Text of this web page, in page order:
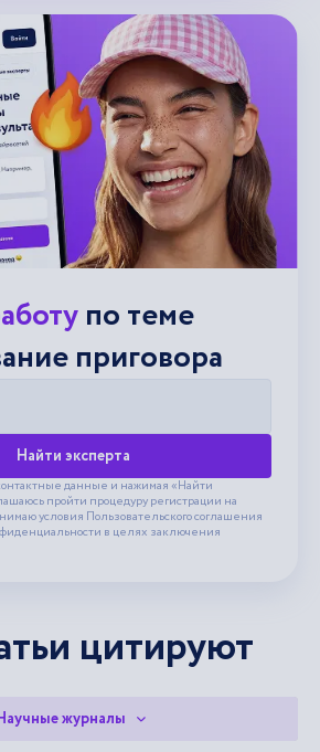
по теме
приговора
Найти эксперта
соглашение
данные и нажимая «Найти
пройти процедуру регистрации на
условия Пользовательского соглашения
в целях заключения
цитируют
журналы